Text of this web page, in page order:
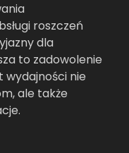
roszczeń
dla
to zadowolenie
wydajności nie
ale także